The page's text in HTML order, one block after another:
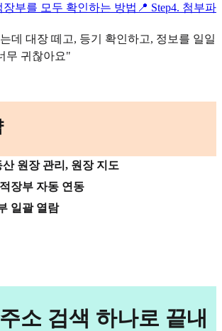
장부를 모두 확인하는 방법 📍 Step4. 첨부파
데 대장 떼고, 등기 확인하고, 정보를 일일
무 귀찮아요"
원장 관리, 원장 지도
장부 자동 연동
일괄 열람
소 검색 하나로 끝내